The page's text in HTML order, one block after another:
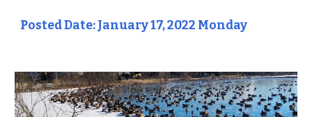
Posted Date: January 17, 2022 Monday